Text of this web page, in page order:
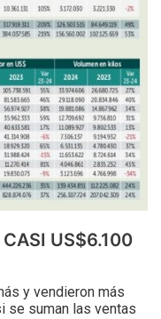
CASI US$6.100
y vendieron más
se suman las ventas